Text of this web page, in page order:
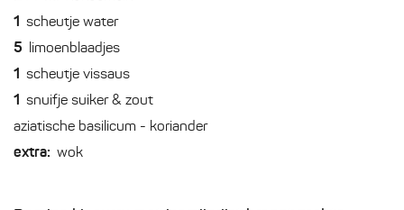
1 scheutje water
5 limoenblaadjes
1 scheutje vissaus
1 snuifje suiker & zout
aziatische basilicum - koriander
extra: wok